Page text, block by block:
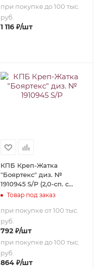
при покупке до 100 тыс.
руб.
1 116₽/шт
КПБ Креп-Жатка
"Бояртекс" диз. №
1910945 S/P (2,0-сп. с
европростыней)
Товар под заказ
при покупке от 100 тыс.
руб.
792₽/шт
при покупке до 100 тыс.
руб.
864₽/шт